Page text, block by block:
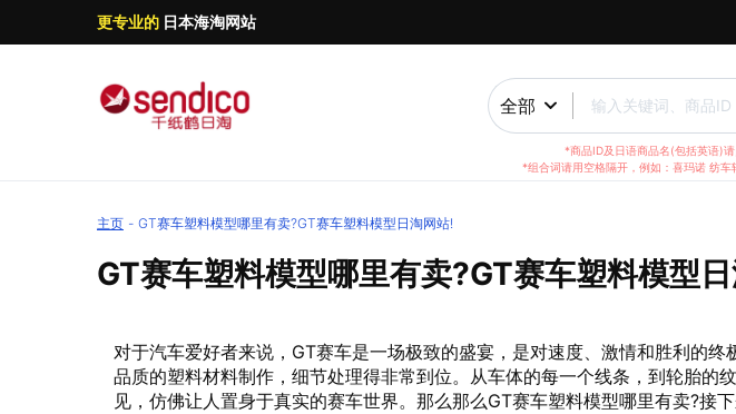
更专业的 日本海淘网站
全部 输入关键词、商品ID
*商品ID及日语商品名(包括英语)请
*组合词请用空格隔开，例如：喜玛诺 纺车
主页 GT赛车塑料模型哪里有卖?GT赛车塑料模型日淘网站!
GT赛车塑料模型哪里有卖?GT赛车塑料模型
对于汽车爱好者来说，GT赛车是一场极致的盛宴，是对速度、激情和胜利的终
品质的塑料材料制作，细节处理得非常到位。从车体的每一个线条，到轮胎的
见，仿佛让人置身于真实的赛车世界。那么那么GT赛车塑料模型哪里有卖?接下